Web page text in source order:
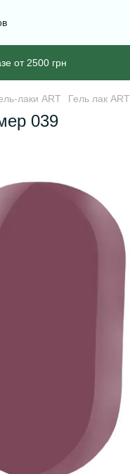
от 2500 грн
лаки ART Гель лак
039